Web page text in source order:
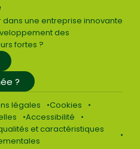
une entreprise innovante
des
fortes ?
?
légales
Cookies
Accessibilité
et caractéristiques